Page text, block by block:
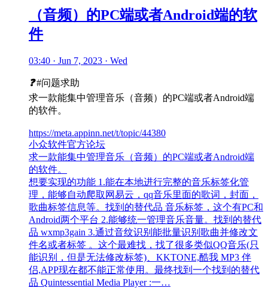
（音频）的PC端或者Android端的软
件
03:40 · Jun 7, 2023 · Wed
❓#问题求助
求一款能集中管理音乐（音频）的PC端或者Android端
的软件。
https://meta.appinn.net/t/topic/44380
小众软件官方论坛
求一款能集中管理音乐（音频）的PC端或者Android端
的软件。
想要实现的功能 1.能在本地进行完整的音乐标签化管
理，能够自动爬取网易云，qq音乐里面的歌词，封面，
歌曲标签信息等。找到的替代品 音乐标签，这个有PC和
Android两个平台 2.能够统一管理音乐音量。找到的替代
品 wxmp3gain 3.通过音纹识别能批量识别歌曲并修改文
件名或者标签 。这个最难找，找了很多类似QQ音乐(只
能识别，但是无法修改标签)、KKTONE,酷我 MP3 伴
侣,APP现在都不能正常使用。最终找到一个找到的替代
品 Quintessential Media Player :一…